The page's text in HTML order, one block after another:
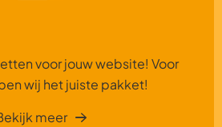
voor jouw website! Voor
wij het juiste pakket!
meer